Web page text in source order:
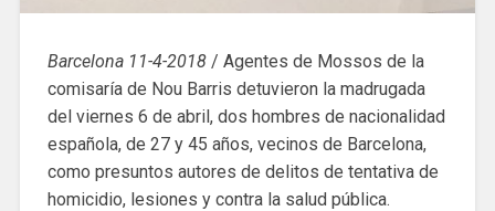
Barcelona 11-4-2018/ Agentes de Mossos de la
comisaría de Nou Barris detuvieron la madrugada
del viernes 6 de abril, dos hombres de nacionalidad
española, de 27 y 45 años, vecinos de Barcelona, ​​
como presuntos autores de delitos de tentativa de
homicidio, lesiones y contra la salud pública.